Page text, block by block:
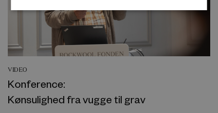
VIDEO
Konference:
Kønsulighed fra vugge til grav